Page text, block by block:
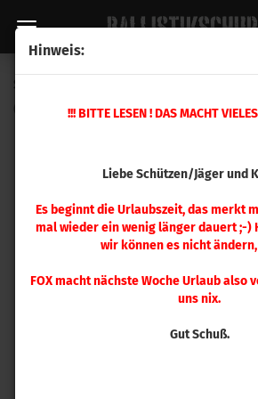
Hinweis:
!!! BITTE LESEN ! DAS MACHT
Liebe Schützen/Jäger und
Es beginnt die Urlaubszeit, das merkt
mal wieder ein wenig länger dauert ;-)
wir können es nicht
FOX macht nächste Woche Urlaub also
uns nix.
Gut Schuß.
Speer .257 Grand-Slam 120 gr 50 Stück
1415)